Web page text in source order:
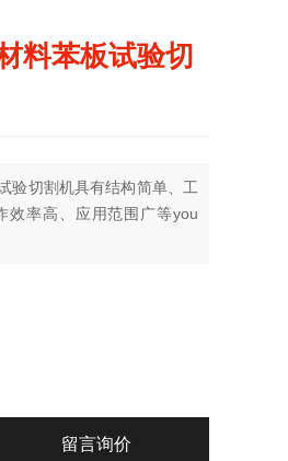
料苯板试验切
验切割机具有结构简单、工
效率高、应用范围广等you
留言询价